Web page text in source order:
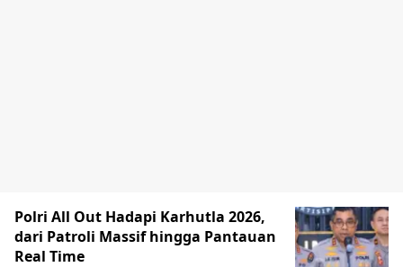
Polri All Out Hadapi Karhutla 2026,
dari Patroli Massif hingga Pantauan
Real Time